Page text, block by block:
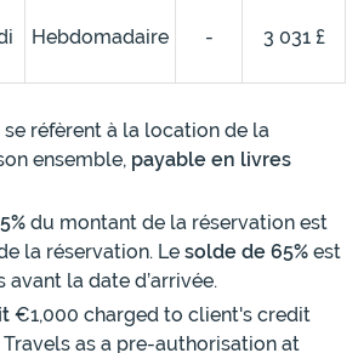
Hebdomadaire - 3 031 £
se réfèrent à la location de la
ensemble, payable en livres
du montant de la réservation est
la réservation. Le solde de 65% est
avant la date d’arrivée.
€1,000 charged to client's credit
Travels as a pre-authorisation at